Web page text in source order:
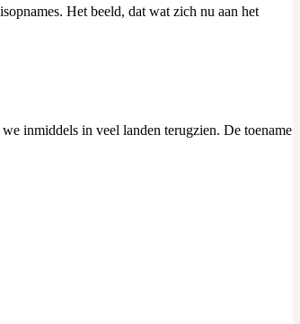
Het beeld, dat wat zich nu aan het
inmiddels in veel landen terugzien. De toename